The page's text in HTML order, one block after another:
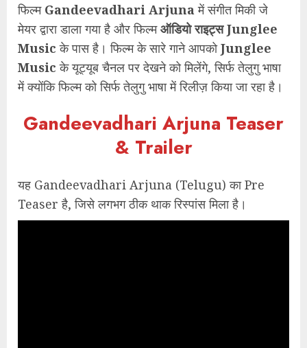
फिल्मGandeevadhari Arjunaमें संगीत मिकी जे
मेयर द्वारा डाला गया है और फिल्मऑडियो राइट्स Junglee
Music के पास है। फिल्म के सारे गाने आपकोJunglee
Music के यूट्यूब चैनल पर देखने को मिलेंगे, सिर्फ तेलुगु भाषा
में क्योंकि फिल्म को सिर्फ तेलुगु भाषा में रिलीज़ किया जा रहा है।
Gandeevadhari Arjuna Teaser
& Trailer
यह Gandeevadhari Arjuna (Telugu) का Pre
Teaser है, जिसे लगभग ठीक थाक रिस्पांस मिला है।